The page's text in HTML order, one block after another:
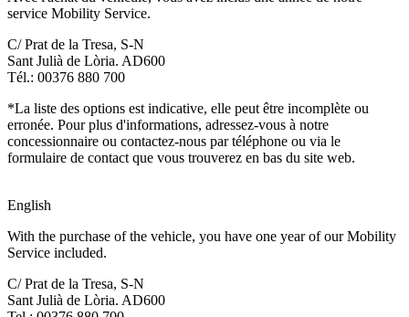
service Mobility Service.
C/ Prat de la Tresa, S-N
Sant Julià de Lòria. AD600
Tél.: 00376 880 700
*La liste des options est indicative, elle peut être incomplète ou
erronée. Pour plus d'informations, adressez-vous à notre
concessionnaire ou contactez-nous par téléphone ou via le
formulaire de contact que vous trouverez en bas du site web.
English
With the purchase of the vehicle, you have one year of our Mobility
Service included.
C/ Prat de la Tresa, S-N
Sant Julià de Lòria. AD600